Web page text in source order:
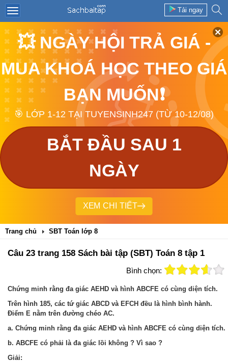
Tải ngay
💥 NGÀY HỘI TRẢ GIÁ -
MUA KHOÁ HỌC THEO GIÁ
BẠN MUỐN❗
🎯 LỚP 1-12 TẠI TUYENSINH247 (TỪ 10-12/08)
BẮT ĐẦU SAU 1
NGÀY
XEM CHI TIẾT
Trang chủ SBT Toán lớp 8
Câu 23 trang 158 Sách bài tập (SBT) Toán 8 tập 1
Bình chọn:
Chứng minh rằng đa giác AEHD và hình ABCFE có cùng diện tích.
Trên hình 185, các tứ giác ABCD và EFCH đều là hình bình hành.
Điểm E nằm trên đường chéo AC.
a. Chứng minh rằng đa giác AEHD và hình ABCFE có cùng diện tích.
b. ABCFE có phải là đa giác lồi không ? Vì sao ?
Giải: